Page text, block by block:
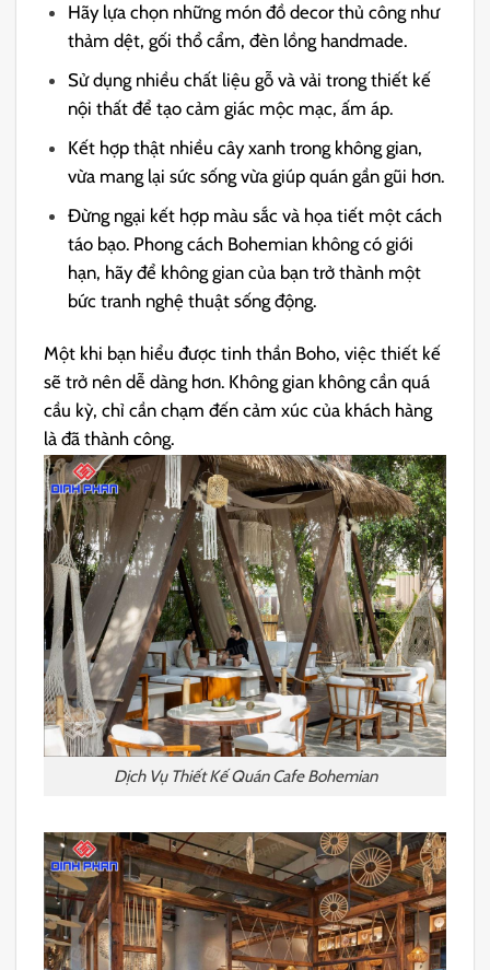
Hãy lựa chọn những món đồ decor thủ công như
thảm dệt, gối thổ cẩm, đèn lồng handmade.
Sử dụng nhiều chất liệu gỗ và vải trong thiết kế
nội thất để tạo cảm giác mộc mạc, ấm áp.
Kết hợp thật nhiều cây xanh trong không gian,
vừa mang lại sức sống vừa giúp quán gần gũi hơn.
Đừng ngại kết hợp màu sắc và họa tiết một cách
táo bạo. Phong cách Bohemian không có giới
hạn, hãy để không gian của bạn trở thành một
bức tranh nghệ thuật sống động.
Một khi bạn hiểu được tinh thần Boho, việc thiết kế
sẽ trở nên dễ dàng hơn. Không gian không cần quá
cầu kỳ, chỉ cần chạm đến cảm xúc của khách hàng
là đã thành công.
Dịch Vụ Thiết Kế Quán Cafe Bohemian